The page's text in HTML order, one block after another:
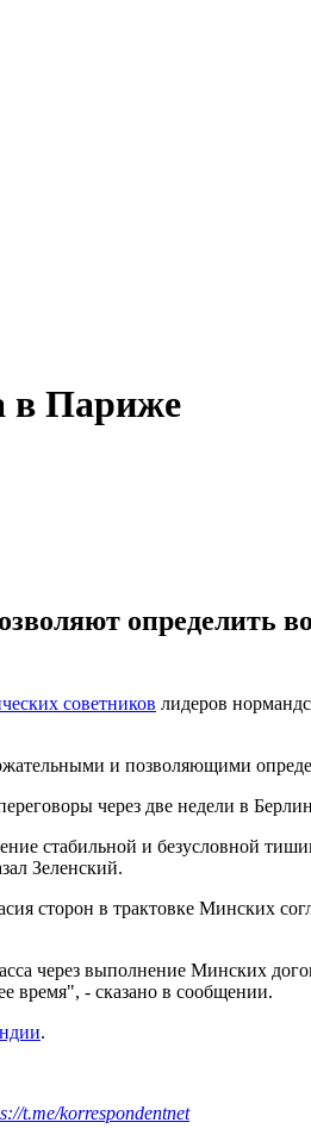
в Париже
определить
советников лидеров
и позволяющими
через две недели в
стабильной и безусловной
Зеленский.
сторон в трактовке Минских
через выполнение Минских
время", - сказано в сообщении.
.
t.me/korrespondentnet